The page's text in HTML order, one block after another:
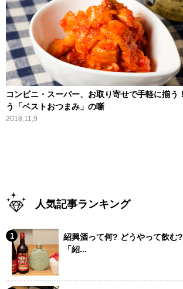
コンビニ・スーパー、お取り寄せで手軽に揃
う「ベストおつまみ」の噺
2018,11,9
人気記事ランキング
紹興酒って何? どうやって飲む
「紹...